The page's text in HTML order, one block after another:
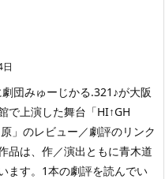
団みゅーじかる.321♪が大阪
で上演した舞台「HI↑GH
」のレビュー／劇評のリンク
品は、作／演出ともに青木道
ます。1本の劇評を読んでい